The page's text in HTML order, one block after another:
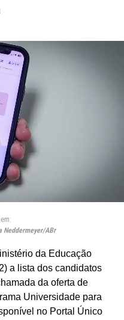
Neddermeyer/ABr
da Educação
a lista dos candidatos
da oferta de
Universidade para
no Portal Único